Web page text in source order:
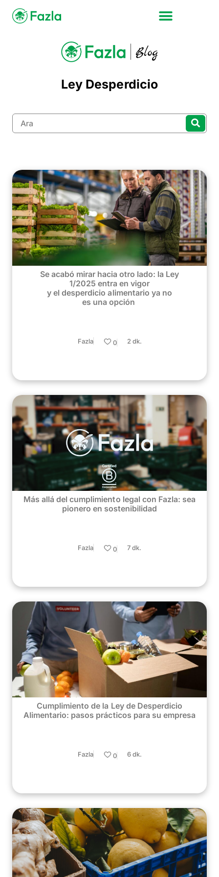
Ley Desperdicio
Se acabó mirar hacia otro lado: la Ley
1/2025 entra en vigor
y el desperdicio alimentario ya no
es una opción
Fazla 0 2 dk.
Más allá del cumplimiento legal con Fazla: sea
pionero en sostenibilidad
Fazla 0 7 dk.
Cumplimiento de la Ley de Desperdicio
Alimentario: pasos prácticos para su empresa
Fazla 0 6 dk.